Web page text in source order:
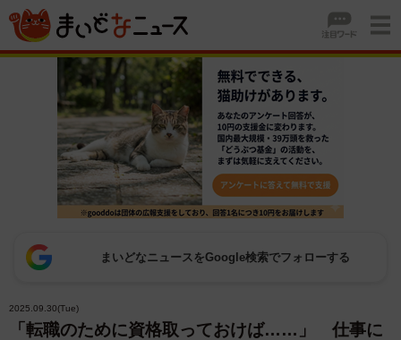
まいどなニュースをGoogle検索でフォローする
2025.09.30(Tue)
「転職のために資格取っておけば……」 仕事に